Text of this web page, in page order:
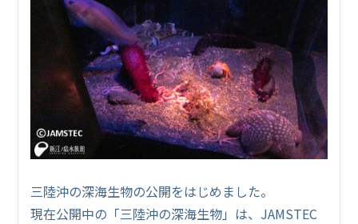
三陸沖の深海生物の公開をはじめました。
現在公開中の「三陸沖の深海生物」は、JAMSTEC